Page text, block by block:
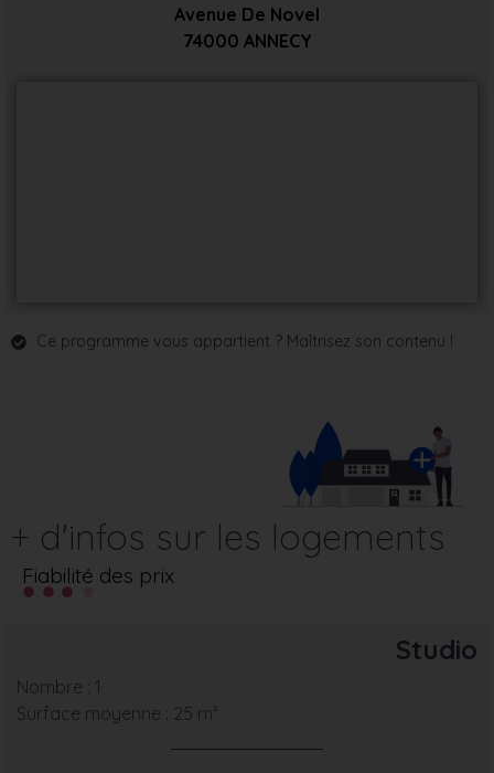
Avenue De Novel
74000 ANNECY
Ce programme vous appartient ? Maîtrisez son contenu !
+ d'infos sur les logements
Fiabilité des prix
Studio
Nombre : 1
Surface moyenne : 25 m²